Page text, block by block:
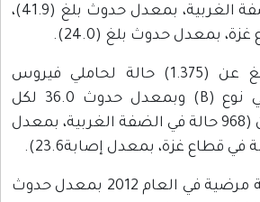
(1.025) حالة في الضفة الغربية، بمعدل حدوث بلغ (41.9)،
وفي العام 2010 بلغ عن (1.375) حالة لحاملي فيروس
التهاب الكبد الوبائي نوع (B) وبمعدل حدوث 36.0 لكل
100.000 من السكان (968 حالة في الضفة الغربية، بمعدل
وقد رصدت (26) حالة مرضية في العام 2012 بمعدل حدوث